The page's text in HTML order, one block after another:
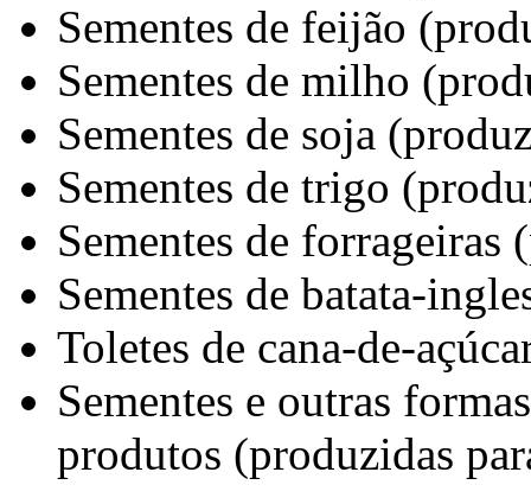
Sementes de feijão
Sementes de milho
Sementes de soja
Sementes de trigo
Sementes de
Sementes de batata-
Toletes de cana-de-
Sementes e outras
produtos (produzidas